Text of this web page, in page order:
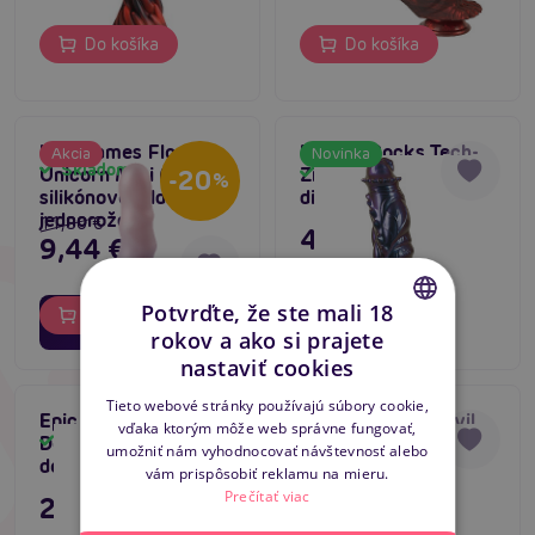
Do košíka Do košíka
Akcia
-20%
02 16 hodín
minút
Lola Games Flow
Unicorn Mini (Light),
silikónové dildo
jednorožca
Skladom
11,80 €
9,44 €
Do košíka
Novinka
Beasty Cocks Tech-
Zilla Bang, jašteričí
dildo
Skladom
47,80 €
Do košíka
Epic Lilith Dildo Evil
Demon S, bájny
démonický penis
27,80 €
Epic Lilith Dildo Evil
Demon M, bájny
démonický penis
Skladom
39,80 €
CZECH
ENGLISH
Potvrďte, že ste mali 18
rokov a ako si prajete
nastaviť cookies
Tieto webové stránky používajú súbory cookie,
vďaka ktorým môže web správne fungovať,
umožniť nám vyhodnocovať návštevnosť alebo
vám prispôsobiť reklamu na mieru.
Prečítať viac